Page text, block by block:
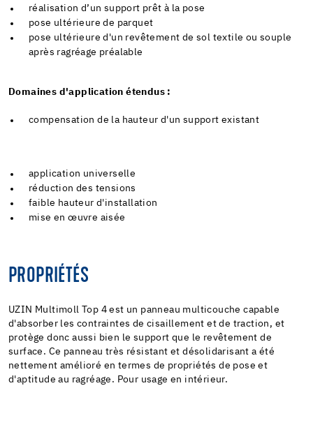
réalisation d’un support prêt à la pose
pose ultérieure de parquet
pose ultérieure d'un revêtement de sol textile ou souple
après ragréage préalable
Domaines d'application étendus :
compensation de la hauteur d'un support existant
application universelle
réduction des tensions
faible hauteur d'installation
mise en œuvre aisée
PROPRIÉTÉS
UZIN Multimoll Top 4 est un panneau multicouche capable
d'absorber les contraintes de cisaillement et de traction, et
protège donc aussi bien le support que le revêtement de
surface. Ce panneau très résistant et désolidarisant a été
nettement amélioré en termes de propriétés de pose et
d'aptitude au ragréage. Pour usage en intérieur.